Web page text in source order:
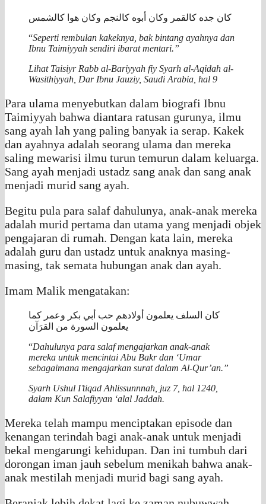
كان جده كالقمر وكان أبوه كالنجم وكان هوا كالشمس
“Seperti rembulan kakeknya, bak bintang ayahnya dan
Ibnu Taimiyyah sendiri ibarat mentari.”
Lihat Taisiyr Rabb al-Bariyyah fiy Syarh al-Aqidah al-
Wasithiyyah , Dar Ibnu Jauziy, Saudi Arabia, hal 9
Para ulama menyebutkan dalam biografi Ibnu
Taimiyyah bahwa diantara ratusan gurunya, ilmu
sang ayah lah yang paling banyak ia serap. Kakek
dan ayahnya adalah seorang ulama dan mereka
saling mewarisi ilmu turun temurun dalam keluarga.
Sang ayah menjadi ustadz sang anak dan sang anak
menjadi murid sang ayah.
Begitu pula para salaf dahulunya, anak-anak mereka
adalah murid pertama dan utama yang menjadi objek
pengajaran di rumah. Dengan kata lain, mereka
adalah guru dan ustadz untuk anaknya masing-
masing, tak semata hubungan anak dan ayah.
Imam Malik mengatakan:
كان السلف يعلمون أولادهم حب أبي بكر وعمر كما
يعلمون السورة من القرَآن
“Dahulunya para salaf mengajarkan anak-anak
mereka untuk mencintai Abu Bakr dan ‘Umar
sebagaimana mengajarkan surat dalam Al-Qur’an.”
Syarh Ushul I’tiqad Ahlissunnnah , juz 7, hal 1240,
dalam Kun Salafiyyan ‘alal Jaddah.
Mereka telah mampu menciptakan episode dan
kenangan terindah bagi anak-anak untuk menjadi
bekal mengarungi kehidupan. Dan ini tumbuh dari
dorongan iman jauh sebelum menikah bahwa anak-
anak mestilah menjadi murid bagi sang ayah.